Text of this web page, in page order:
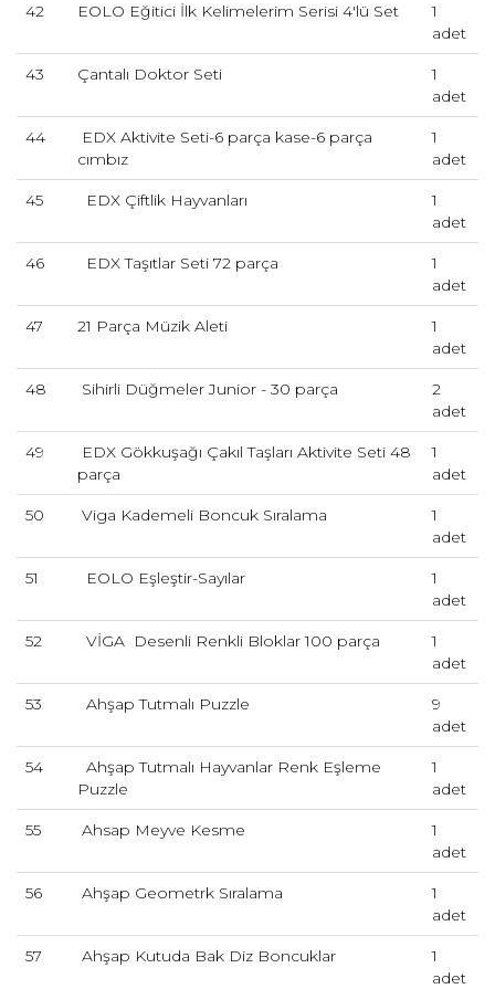
42 EOLO Eğitici İlk Kelimelerim Serisi 4'lü Set
1
adet
43 Çantalı Doktor Seti
1
adet
44
EDX Aktivite Seti-6 parça kase-6 parça
cımbız
1
adet
45 EDX Çiftlik Hayvanları
1
adet
46 EDX Taşıtlar Seti 72 parça
1
adet
47 21 Parça Müzik Aleti
1
adet
48 Sihirli Düğmeler Junior - 30 parça
2
adet
49
EDX Gökkuşağı Çakıl Taşları Aktivite Seti 48
parça
1
adet
50 Viga Kademeli Boncuk Sıralama
1
adet
51 EOLO Eşleştir-Sayılar
1
adet
52 VİGA Desenli Renkli Bloklar 100 parça
1
adet
53 Ahşap Tutmalı Puzzle
9
adet
54
Ahşap Tutmalı Hayvanlar Renk Eşleme
Puzzle
1
adet
55 Ahsap Meyve Kesme
1
adet
56 Ahşap Geometrk Sıralama
1
adet
57 Ahşap Kutuda Bak Diz Boncuklar
1
adet